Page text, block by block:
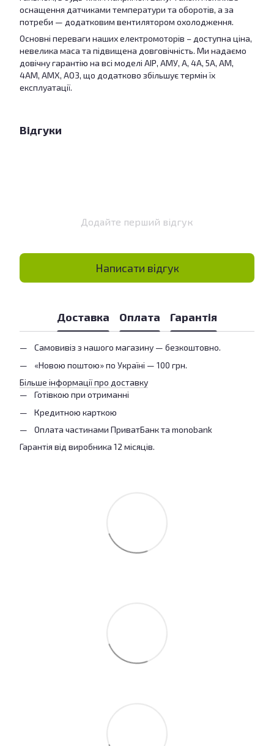
оснащення датчиками температури та оборотів, а за
потреби — додатковим вентилятором охолодження.
Основні переваги наших електромоторів – доступна ціна,
невелика маса та підвищена довговічність. Ми надаємо
довічну гарантію на всі моделі АІР, АМУ, А, 4А, 5А, АМ,
4АМ, АМХ, АО3, що додатково збільшує термін їх
експлуатації.
Відгуки
Додайте перший відгук
Написати відгук
Доставка Оплата Гарантія
Самовивіз з нашого магазину — безкоштовно.
«Новою поштою» по Україні — 100 грн.
Більше інформації про доставку
Готівкою при отриманні
Кредитною карткою
Оплата частинами ПриватБанк та monobank
Гарантія від виробника 12 місяців.